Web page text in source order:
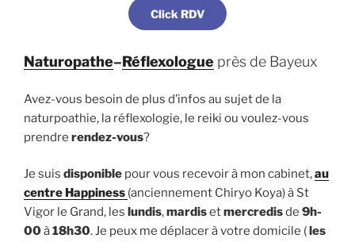
Click RDV
Naturopathe–Réflexologue près de Bayeux
Avez-vous besoin de plus d’infos au sujet de la
naturpoathie, la réflexologie, le reiki ou voulez-vous
prendre rendez-vous?
Je suis disponible pour vous recevoir à mon cabinet,au
centre Happiness (anciennement Chiryo Koya) à St
Vigor le Grand, les lundis,mardisetmercredisde 9h-
00à18h30. Je peux me déplacer à votre domicile ( les